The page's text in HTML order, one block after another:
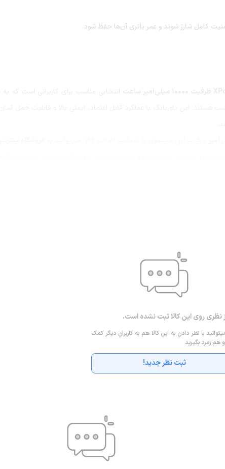
کامل شارژ شوند و عمر باتری آن‌ها حفظ شود.
نظری روی این کالا ثبت نشده است.
با نظر دادن به این کالا هم به کاربران دیگر کمک
هم زمرد بگیرید
ثبت نظر جدید!